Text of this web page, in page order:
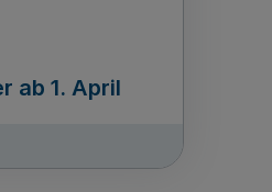
ab 1. April